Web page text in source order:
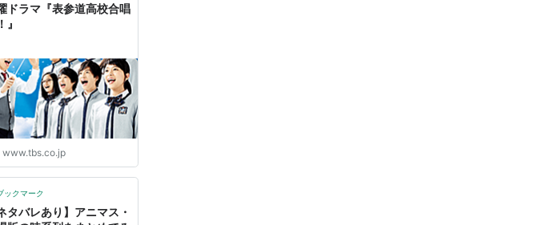
ドラマ『表参道高校合唱
』
www.tbs.co.jp
ックマーク
タバレあり】アニマス・